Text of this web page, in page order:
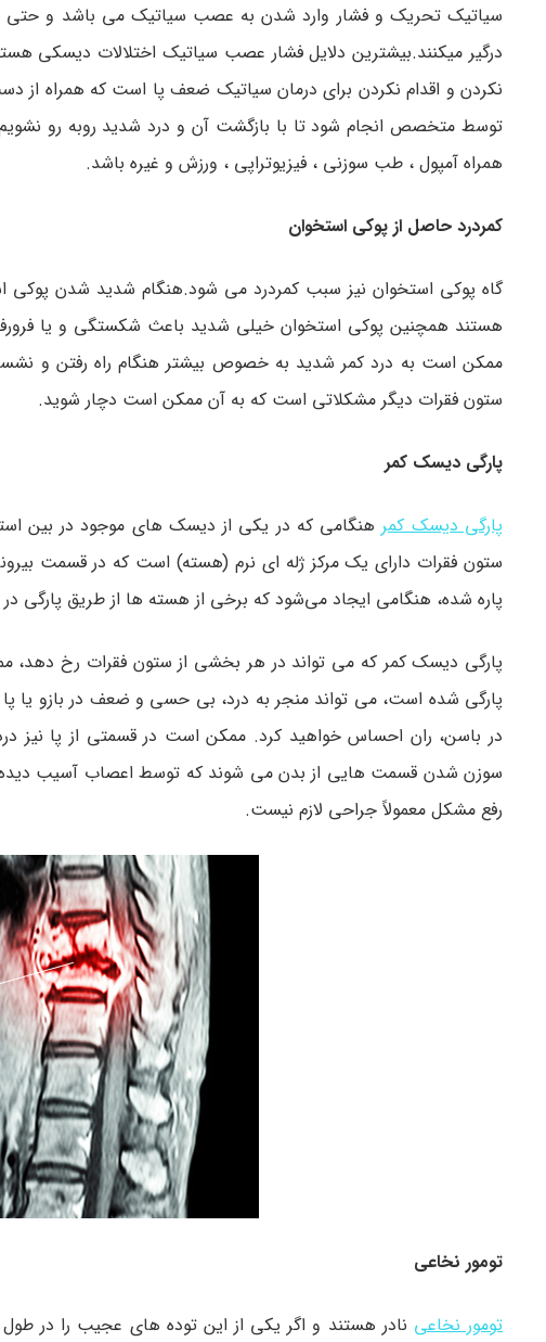
سیاتیک تحریک و فشار وارد شدن به عصب سیاتیک می باشد و حتی
درگیر میکنند.بیشترین دلایل فشار عصب سیاتیک اختلالات دیسکی
نکردن و اقدام نکردن برای درمان سیاتیک ضعف پا است که همراه از
توسط متخصص انجام شود تا با بازگشت آن و درد شدید روبه رو
همراه آمپول ، طب سوزنی ، فیزیوتراپی ، ورزش و غیره باشد.
کمردرد حاصل از پوکی استخوان
گاه پوکی استخوان نیز سبب کمردرد می شود.هنگام شدید شدن
هستند همچنین پوکی استخوان خیلی شدید باعث شکستگی و یا
ممکن است به درد کمر شدید به خصوص بیشتر هنگام راه رفتن و
ستون فقرات دیگر مشکلاتی است که به آن ممکن است دچار شوید.
پارگی دیسک کمر
پارگی دیسک کمر هنگامی که در یکی از دیسک های موجود در بین
ستون فقرات دارای یک مرکز ژله ای نرم (هسته) است که در قسمت
پاره شده، هنگامی ایجاد می‌شود که برخی از هسته ها از طریق پارگی در
پارگی دیسک کمر که می تواند در هر بخشی از ستون فقرات رخ
پارگی شده است، می تواند منجر به درد، بی حسی و ضعف در بازو یا
در باسن، ران احساس خواهید کرد. ممکن است در قسمتی از پا نیز
سوزن شدن قسمت هایی از بدن می شوند که توسط اعصاب آسیب دیده
رفع مشکل معمولاً جراحی لازم نیست.
تومور نخاعی
تومور نخاعی نادر هستند و اگر یکی از این توده های عجیب را در